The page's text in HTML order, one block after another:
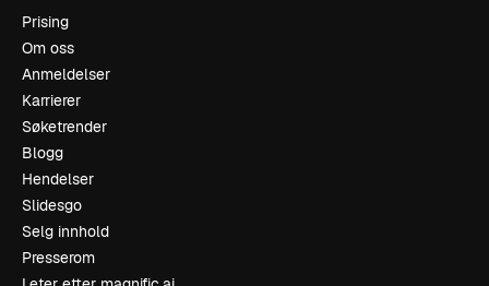
Prising
Om oss
Anmeldelser
Karrierer
Søketrender
Blogg
Hendelser
Slidesgo
Selg innhold
Presserom